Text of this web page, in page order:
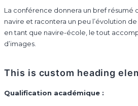
La conférence donnera un bref résumé
navire et racontera un peu l’évolution
en tant que navire-école, le tout
d’images.
This is custom heading
Qualification académique :